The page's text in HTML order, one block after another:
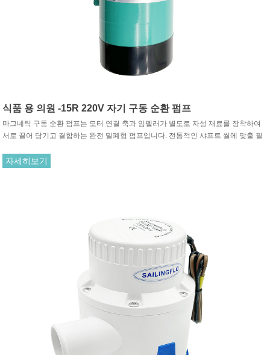
식품 용 의원 -15R 220V 자기 구동 순환 펌프
마그네틱 구동 순환 펌프는 모터 연결 축과 임펠러가 별도로 자성 재료를 장착하여
서로 끌어 당기고 결합하는 완전 밀폐형 펌프입니다. 전통적인 샤프트 씰에 맞출 필
임펠러를 구동합니다.
자세히보기